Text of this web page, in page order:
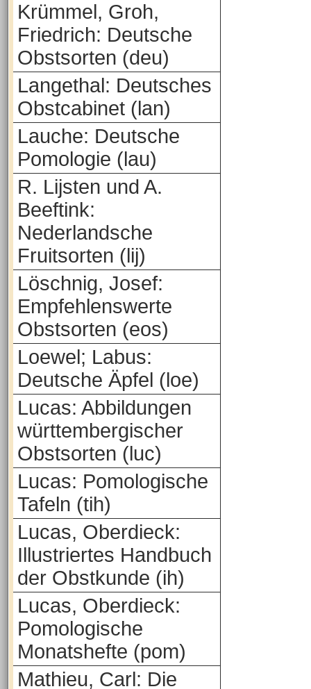
Krümmel, Groh,
Friedrich: Deutsche
Obstsorten (deu)
Langethal: Deutsches
Obstcabinet (lan)
Lauche: Deutsche
Pomologie (lau)
R. Lijsten und A.
Beeftink:
Nederlandsche
Fruitsorten (lij)
Löschnig, Josef:
Empfehlenswerte
Obstsorten (eos)
Loewel; Labus:
Deutsche Äpfel (loe)
Lucas: Abbildungen
württembergischer
Obstsorten (luc)
Lucas: Pomologische
Tafeln (tih)
Lucas, Oberdieck:
Illustriertes Handbuch
der Obstkunde (ih)
Lucas, Oberdieck:
Pomologische
Monatshefte (pom)
Mathieu, Carl: Die